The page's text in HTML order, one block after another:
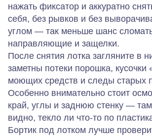
нажать фиксатор и аккуратно
себя, без рывков и без
углом — так меньше шанс
направляющие и защелки.
После снятия лотка загляните в
заметны потеки порошка, кусочки
моющих средств и следы старых
Особенно внимательно стоит
край, углы и заднюю стенку —
видно, текло ли что‑то по
Бортик под лотком лучше